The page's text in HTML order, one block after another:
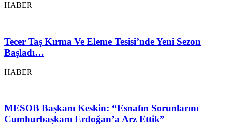
HABER
Tecer Taş Kırma Ve Eleme Tesisi’nde Yeni Sezon
Başladı…
HABER
MESOB Başkanı Keskin: “Esnafın Sorunlarını
Cumhurbaşkanı Erdoğan’a Arz Ettik”